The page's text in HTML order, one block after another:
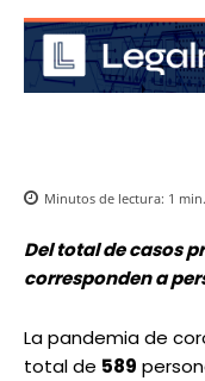
Minutos de lectura: 1 min.
Del total de casos
corresponden a
La pandemia de
total de 589